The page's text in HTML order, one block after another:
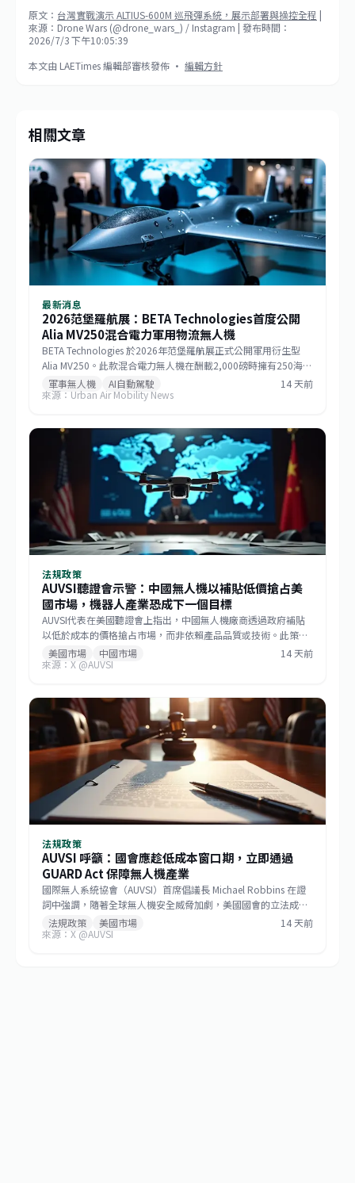
原文： 台灣實戰演示 ALTIUS-600M 巡飛彈系統，展示部署與操控全程 |
來源：Drone Wars (@drone_wars_) / Instagram | 發布時間：
2026/7/3 下午10:05:39
本文由 LAETimes 編輯部審核發佈 · 編輯方針
相關文章
最新消息
2026范堡羅航展：BETA Technologies首度公開
Alia MV250混合電力軍用物流無人機
BETA Technologies 於2026年范堡羅航展正式公開軍用衍生型
Alia MV250。此款混合電力無人機在酬載2,000磅時擁有250海里
戰術航程，若酬載減至1,000磅則任務半徑可達750海里，巡航速
度逾170節。該機整合GE Aerospace研發的渦輪發電機與
換任務模組。BETA強調，相較於傾轉旋翼機，MV250能以更低成
本提供更遠、更快的運補能力，滿足未來分散式作戰需求。
軍事無人機 AI自動駕駛
14 天前
來源：Urban Air Mobility News
法規政策
AUVSI聽證會示警：中國無人機以補貼低價搶占美
國市場，機器人產業恐成下一個目標
AUVSI代表在美國聽證會上指出，中國無人機廠商透過政府補貼
以低於成本的價格搶占市場，而非依賴產品品質或技術。此策略
已成功主導美國消費級與商用無人機市場，如今相同模式正擴散
至機器人領域。此舉促使美國國會推動《GUARD Act》，並喚起
來擴大非紅供應鏈的機會，但業者仍需強化技術自主與國際合規
能力。
美國市場 中國市場
14 天前
來源：X @AUVSI
法規政策
AUVSI 呼籲：國會應趁低成本窗口期，立即通過
GUARD Act 保障無人機產業
國際無人系統協會（AUVSI）首席倡議長 Michael Robbins 在證
詞中強調，隨著全球無人機安全威脅加劇，美國國會的立法成本
窗口已開啟。他呼籲立法者把握時機，立即通過《防止無人機攻
擊與保障國土安全法案》（GUARD Act），以最低的成本結構來
法規政策 美國市場
14 天前
來源：X @AUVSI